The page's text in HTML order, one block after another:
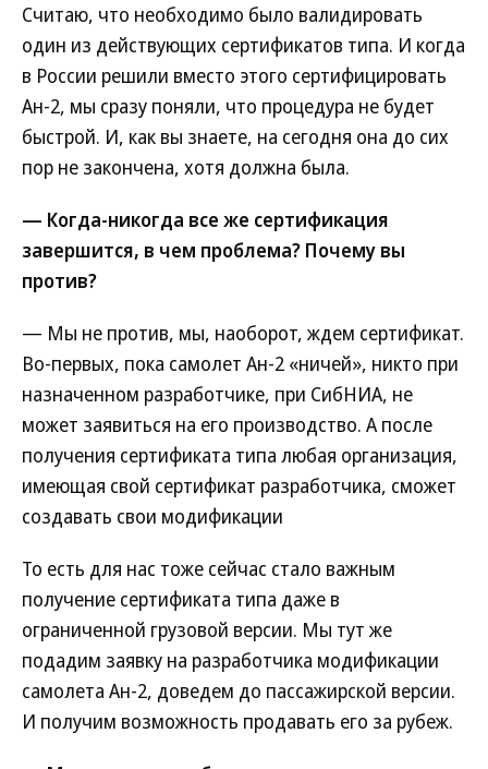
Считаю, что необходимо было валидировать
один из действующих сертификатов типа. И когда
в России решили вместо этого сертифицировать
Ан-2, мы сразу поняли, что процедура не будет
быстрой. И, как вы знаете, на сегодня она до сих
пор не закончена, хотя должна была.
— Когда-никогда все же сертификация
завершится, в чем проблема? Почему вы
против?
— Мы не против, мы, наоборот, ждем сертификат.
Во-первых, пока самолет Ан-2 «ничей», никто при
назначенном разработчике, при СибНИА, не
может заявиться на его производство. А после
получения сертификата типа любая организация,
имеющая свой сертификат разработчика, сможет
создавать свои модификации
То есть для нас тоже сейчас стало важным
получение сертификата типа даже в
ограниченной грузовой версии. Мы тут же
подадим заявку на разработчика модификации
самолета Ан-2, доведем до пассажирской версии.
И получим возможность продавать его за рубеж.